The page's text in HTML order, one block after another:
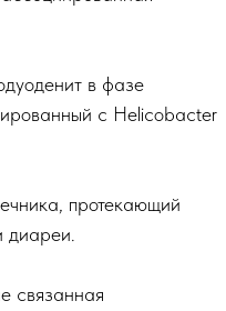
в фазе
с Helicobacter
протекающий
связанная